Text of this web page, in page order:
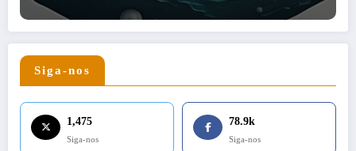
Siga-nos
1,475
Siga-nos
78.9k
Siga-nos